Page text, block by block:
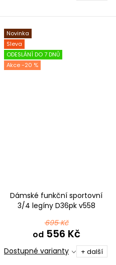
Novinka
Sleva
ODESLÁNÍ DO 7 DNŮ
-20 %
Dámské funkční sportovní
3/4 legíny D36pk v558
695 Kč
od556 Kč
Dostupné varianty + další